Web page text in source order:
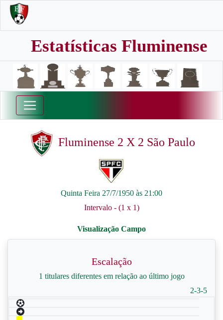
Estatísticas Fluminense
Fluminense 2 X 2 São Paulo
Quinta Feira 27/7/1950 às 21:00
Intervalo - (1 x 1)
Escalação
1 titulares diferentes em relação ao último jogo
2-3-5